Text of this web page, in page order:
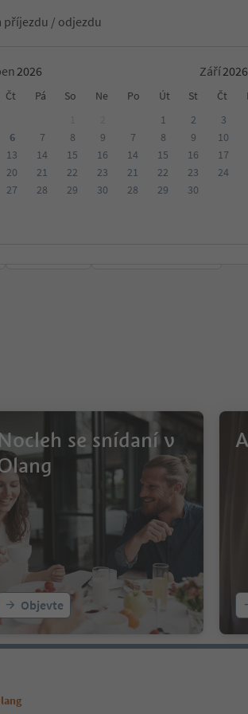
příjezdu / odjezdu
Září
Čt Pá So Ne Po Út St Čt
6 7 8
9
13 14 15
16
20 21 22
23
27 28 29
30
1 2 3
7
8 9 10
14
15 16 17
21
22 23 24
28
29 30
v
se snídaní v
Objevte